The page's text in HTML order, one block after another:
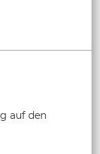
auf den